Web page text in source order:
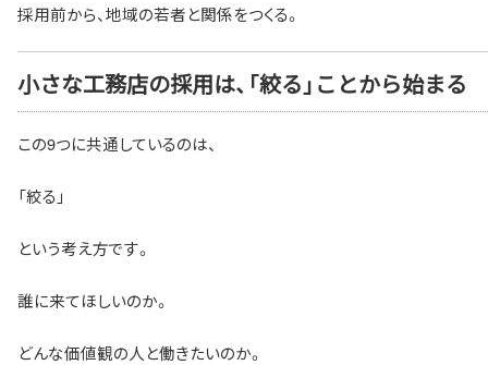
採用前から、地域の若者と関係をつくる。
小さな工務店の採用は、「絞る」ことから始まる
この9つに共通しているのは、
「絞る」
という考え方です。
誰に来てほしいのか。
どんな価値観の人と働きたいのか。